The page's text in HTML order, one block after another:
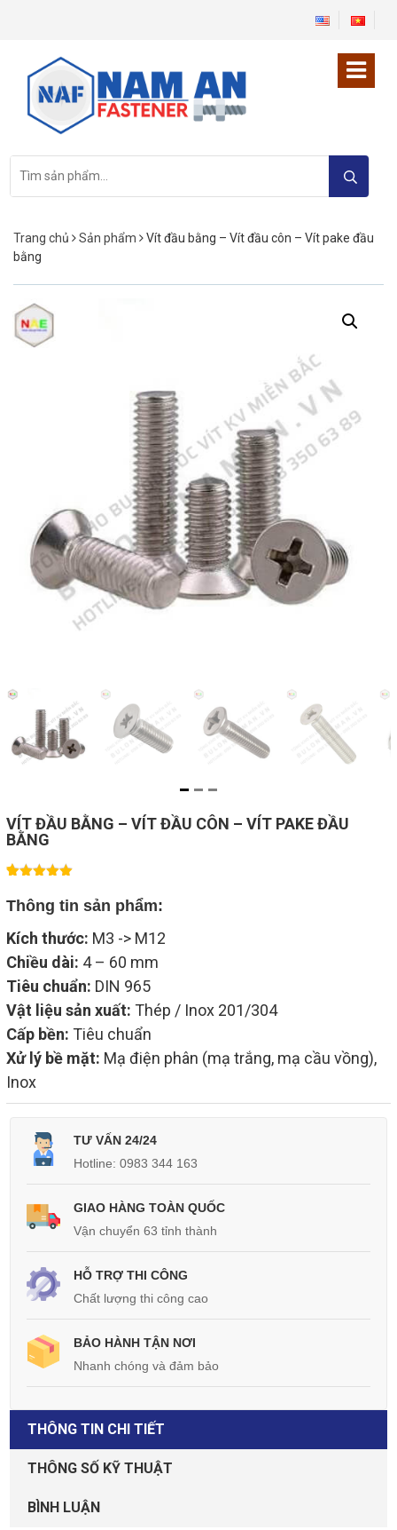
kiếm:
Trang chủ Sản phẩm
Vít đầu bằng – Vít đầu côn – Vít pake đầu
bằng
VÍT ĐẦU BẰNG – VÍT ĐẦU CÔN – VÍT PAKE ĐẦU
BẰNG
dựa trên
Thông tin sản phẩm:
Kích thước: M3 -> M12
Chiều dài: 4 – 60 mm
Tiêu chuẩn: DIN 965
Vật liệu sản xuất: Thép / Inox 201/304
Cấp bền: Tiêu chuẩn
Xử lý bề mặt: Mạ điện phân (mạ trắng, mạ cầu vồng),
Inox
TƯ VẤN 24/24
Hotline: 0983 344 163
GIAO HÀNG TOÀN QUỐC
Vận chuyển 63 tỉnh thành
HỖ TRỢ THI CÔNG
Chất lượng thi công cao
BẢO HÀNH TẬN NƠI
Nhanh chóng và đảm bảo
THÔNG TIN CHI TIẾT
THÔNG SỐ KỸ THUẬT
BÌNH LUẬN